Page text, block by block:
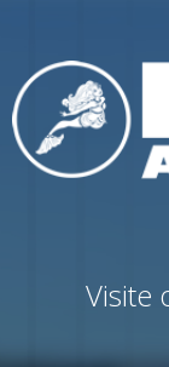
Visite